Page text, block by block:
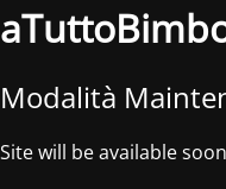
Modalità
Site will be available